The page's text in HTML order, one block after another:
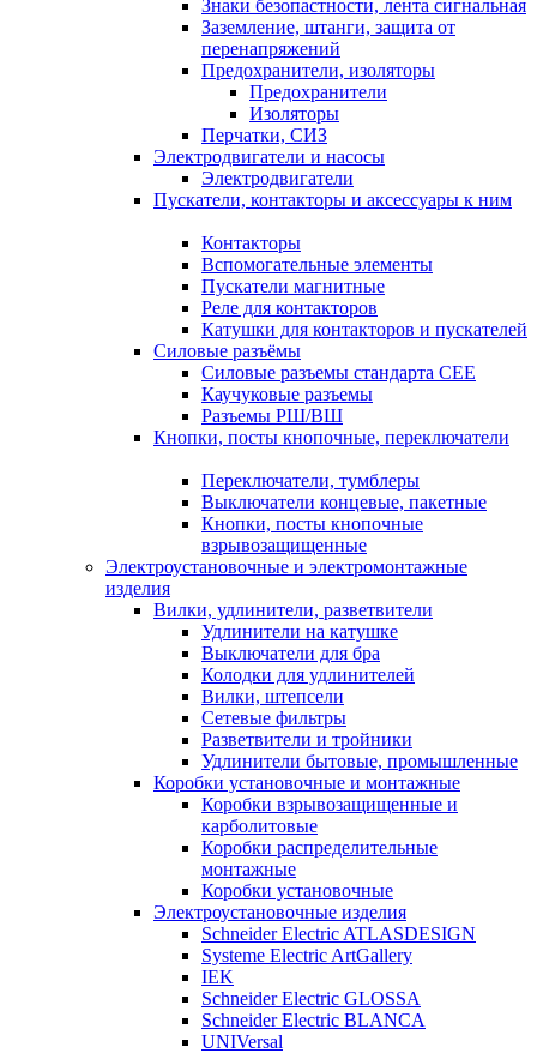
Знаки безопастности, лента сигнальная
Заземление, штанги, защита от
перенапряжений
Предохранители, изоляторы
Предохранители
Изоляторы
Перчатки, СИЗ
Электродвигатели и насосы
Электродвигатели
Пускатели, контакторы и аксессуары к ним
Контакторы
Вспомогательные элементы
Пускатели магнитные
Реле для контакторов
Катушки для контакторов и пускателей
Силовые разъёмы
Силовые разъемы стандарта СЕЕ
Каучуковые разъемы
Разъемы РШ/ВШ
Кнопки, посты кнопочные, переключатели
Переключатели, тумблеры
Выключатели концевые, пакетные
Кнопки, посты кнопочные
взрывозащищенные
Электроустановочные и электромонтажные
изделия
Вилки, удлинители, разветвители
Удлинители на катушке
Выключатели для бра
Колодки для удлинителей
Вилки, штепсели
Сетевые фильтры
Разветвители и тройники
Удлинители бытовые, промышленные
Коробки установочные и монтажные
Коробки взрывозащищенные и
карболитовые
Коробки распределительные
монтажные
Коробки установочные
Электроустановочные изделия
Schneider Electric ATLASDESIGN
Systeme Electric ArtGallery
IEK
Schneider Electric GLOSSA
Schneider Electric BLANCA
UNIVersal